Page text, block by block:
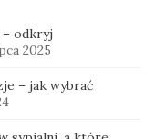
– odkryj
2025
– jak wybrać